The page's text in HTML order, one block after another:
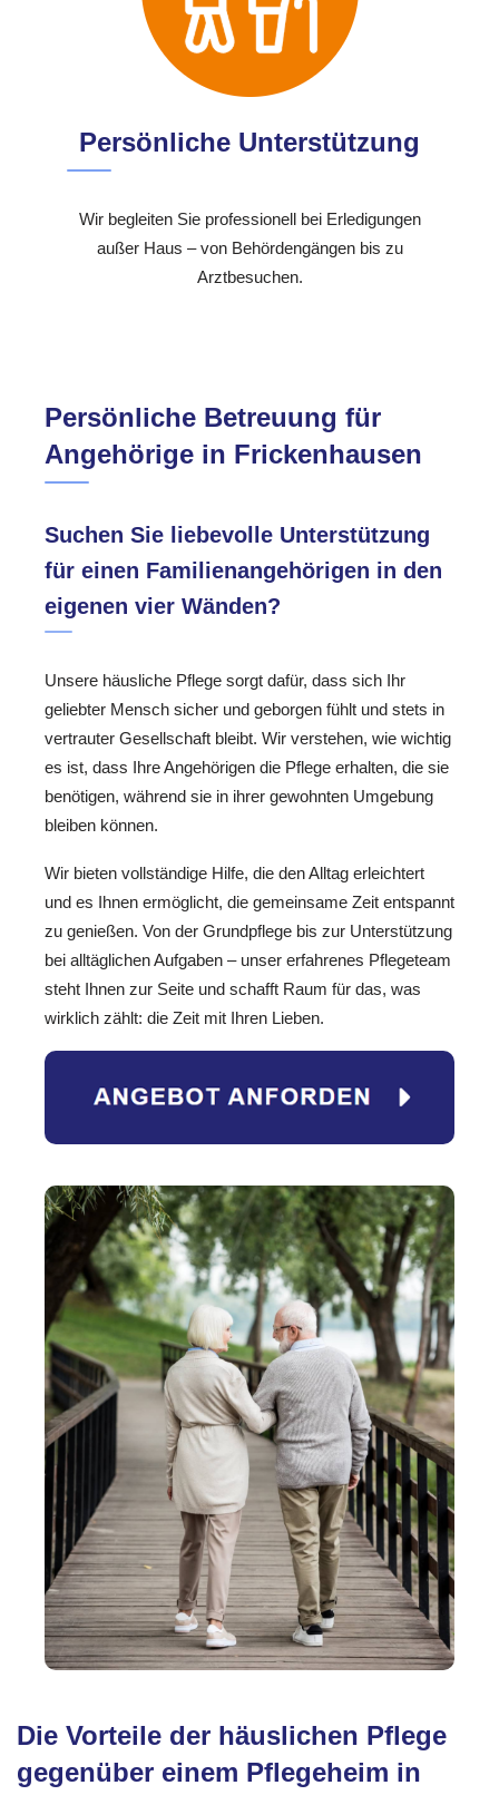
Persönliche Unterstützung
Wir begleiten Sie professionell bei Erledigungen
außer Haus – von Behördengängen bis zu
Arztbesuchen.
Persönliche Betreuung für
Angehörige in Frickenhausen
Suchen Sie liebevolle Unterstützung
für einen Familienangehörigen in den
eigenen vier Wänden?
Unsere häusliche Pflege sorgt dafür, dass sich Ihr
geliebter Mensch sicher und geborgen fühlt und stets in
vertrauter Gesellschaft bleibt. Wir verstehen, wie wichtig
es ist, dass Ihre Angehörigen die Pflege erhalten, die sie
benötigen, während sie in ihrer gewohnten Umgebung
bleiben können.
Wir bieten vollständige Hilfe, die den Alltag erleichtert
und es Ihnen ermöglicht, die gemeinsame Zeit entspannt
zu genießen. Von der Grundpflege bis zur Unterstützung
bei alltäglichen Aufgaben – unser erfahrenes Pflegeteam
steht Ihnen zur Seite und schafft Raum für das, was
wirklich zählt: die Zeit mit Ihren Lieben.
Die Vorteile der häuslichen Pflege
gegenüber einem Pflegeheim in